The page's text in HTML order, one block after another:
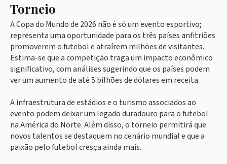
Torneio
A Copa do Mundo de 2026 não é só um evento esportivo;
representa uma oportunidade para os três países anfitriões
promoverem o futebol e atraírem milhões de visitantes.
Estima-se que a competição traga um impacto econômico
significativo, com análises sugerindo que os países podem
ver um aumento de até 5 bilhões de dólares em receita.
A infraestrutura de estádios e o turismo associados ao
evento podem deixar um legado duradouro para o futebol
na América do Norte. Além disso, o torneio permitirá que
novos talentos se destaquem no cenário mundial e que a
paixão pelo futebol cresça ainda mais.